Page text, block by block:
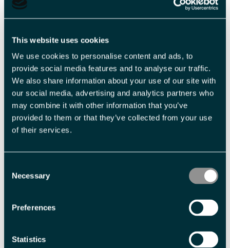
This website uses cookies
We use cookies to personalise content and ads, to
provide social media features and to analyse our traffic.
We also share information about your use of our site with
our social media, advertising and analytics partners who
may combine it with other information that you’ve
provided to them or that they’ve collected from your use
of their services.
Selection
Necessary
Preferences
Statistics
oss noe varmt å drikke og litt snacks mens vi nyter utsikten og
Les mer
3
-
Veiledende priser
Voksen
Barn 6 - 13 år